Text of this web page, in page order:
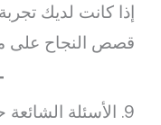
إذا كانت لديك
قصص النجاح على
9. الأسئلة الشائعة حول صيانة شفاط جليم جاز